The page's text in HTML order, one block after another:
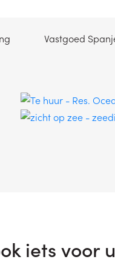
(Schatting)Vastgoed
iets voor